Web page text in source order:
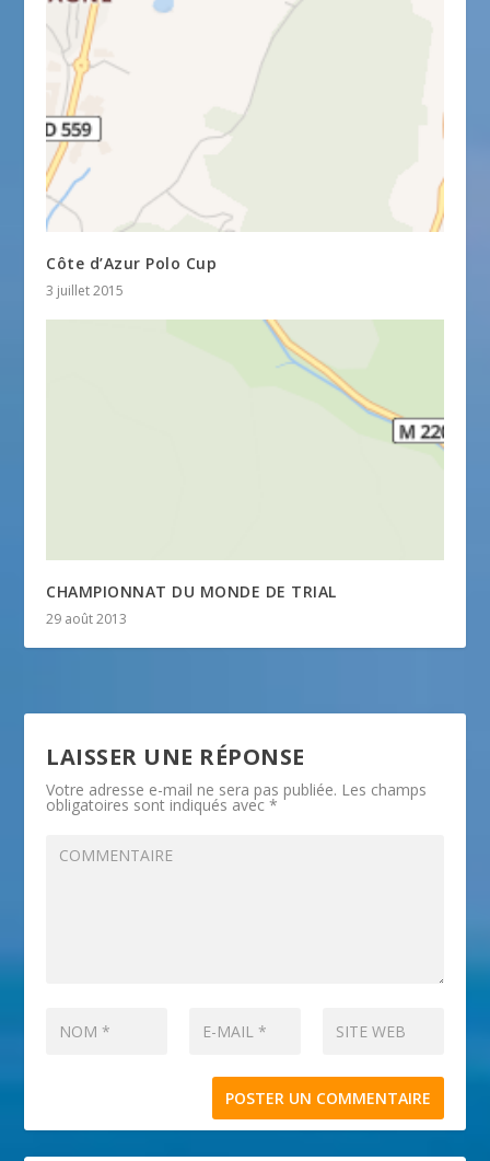
Côte d’Azur Polo Cup
3 juillet 2015
CHAMPIONNAT DU MONDE DE TRIAL
29 août 2013
LAISSER UNE RÉPONSE
Votre adresse e-mail ne sera pas publiée. Les champs
obligatoires sont indiqués avec*